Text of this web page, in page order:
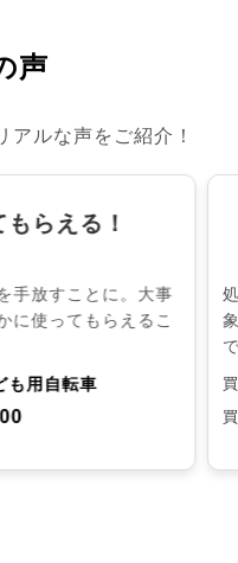
声
アルな声をご紹介！
らえる！
手放すことに。大事
に使ってもらえるこ
も用自転車